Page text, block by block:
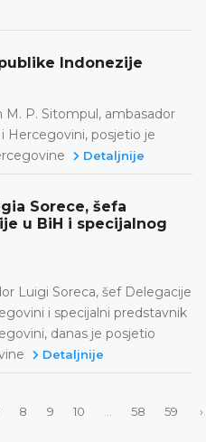
Indonezije
M. P. Sitompul, ambasador
Hercegovini, posjetio je
Detaljnije
Sorece, šefa
u BiH i specijalnog
Luigi Soreca, šef Delegacije
i specijalni predstavnik
danas je posjetio
Detaljnije
8 9 10 58 59 ›